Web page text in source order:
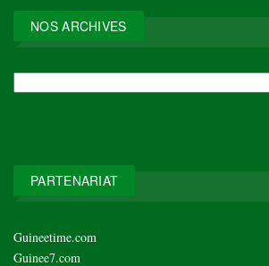
NOS ARCHIVES
PARTENARIAT
Guineetime.com
Guinee7.com